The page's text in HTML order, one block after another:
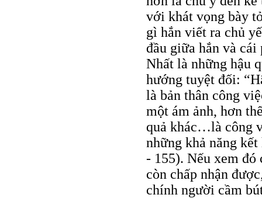
với khát vọng bày
gì hắn viết ra chủ
đầu giữa hắn và cái
Nhất là những hậu
hướng tuyệt đối:
là bản thân công
một ám ảnh, hơn
quả khác…là công
những khả năng
- 155). Nếu xem đó
còn chấp nhận
chính người cầm